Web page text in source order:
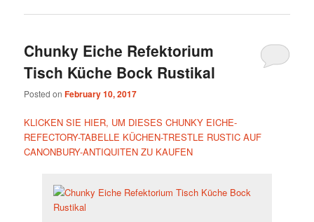
Chunky Eiche Refektorium
Tisch Küche Bock Rustikal
Posted onFebruary 10, 2017
KLICKEN SIE HIER, UM DIESES CHUNKY EICHE-
REFECTORY-TABELLE KÜCHEN-TRESTLE RUSTIC AUF
CANONBURY-ANTIQUITEN ZU KAUFEN